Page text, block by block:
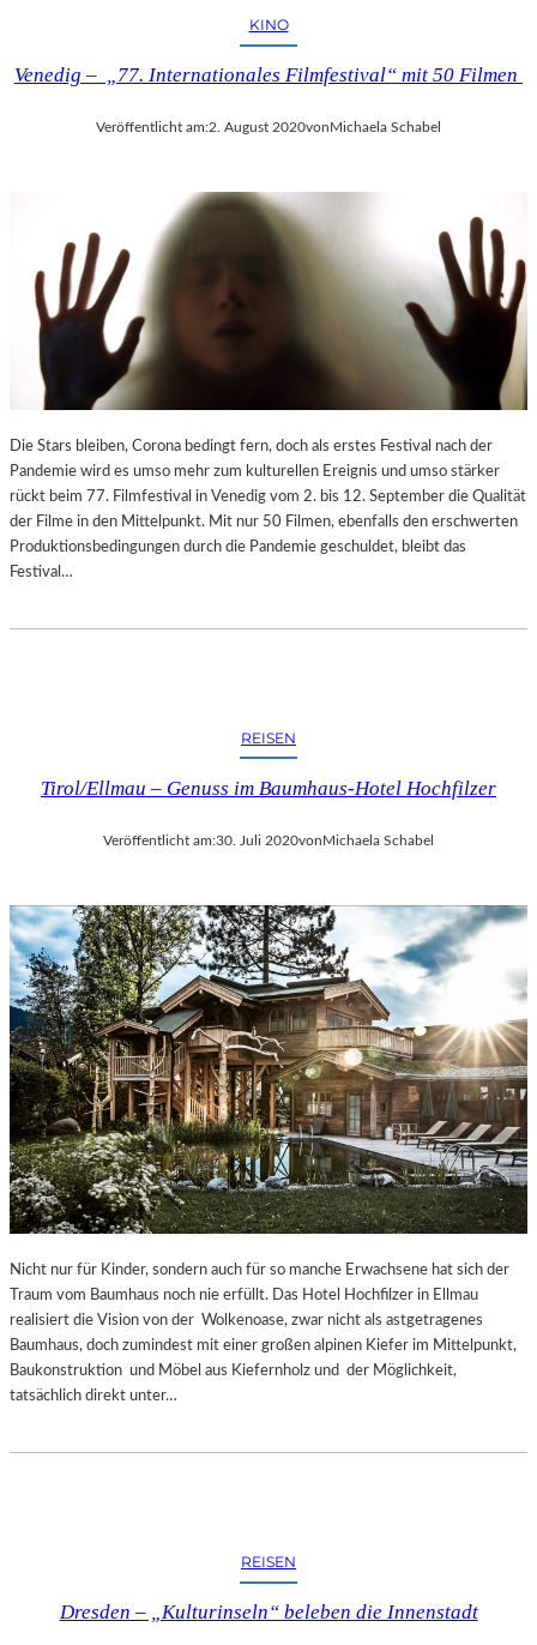
KINO
Venedig – „77. Internationales Filmfestival“ mit 50 Filmen
Veröffentlicht am:2. August 2020von Michaela Schabel
Die Stars bleiben, Corona bedingt fern, doch als erstes Festival nach der
Pandemie wird es umso mehr zum kulturellen Ereignis und umso stärker
rückt beim 77. Filmfestival in Venedig vom 2. bis 12. September die Qualität
der Filme in den Mittelpunkt. Mit nur 50 Filmen, ebenfalls den erschwerten
Produktionsbedingungen durch die Pandemie geschuldet, bleibt das
Festival…
REISEN
Tirol/Ellmau – Genuss im Baumhaus-Hotel Hochfilzer
Veröffentlicht am:30. Juli 2020vonMichaela Schabel
Nicht nur für Kinder, sondern auch für so manche Erwachsene hat sich der
Traum vom Baumhaus noch nie erfüllt. Das Hotel Hochfilzer in Ellmau
realisiert die Vision von der Wolkenoase, zwar nicht als astgetragenes
Baumhaus, doch zumindest mit einer großen alpinen Kiefer im Mittelpunkt,
Baukonstruktion und Möbel aus Kiefernholz und der Möglichkeit,
tatsächlich direkt unter…
REISEN
Dresden – „Kulturinseln“ beleben die Innenstadt